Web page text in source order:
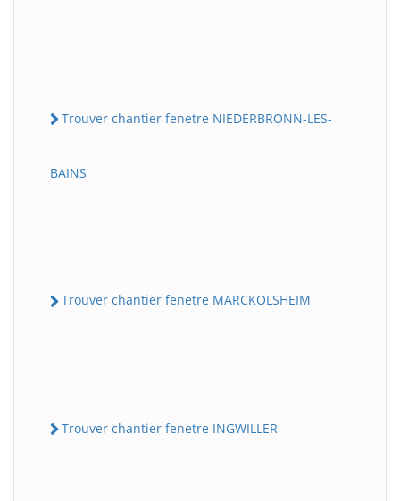
Trouver chantier fenetre NIEDERBRONN-LES-
BAINS
Trouver chantier fenetre MARCKOLSHEIM
Trouver chantier fenetre INGWILLER